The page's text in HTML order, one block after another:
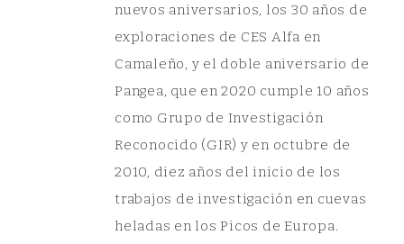
nuevos aniversarios, los 30 años de
exploraciones de CES Alfa en
Camaleño, y el doble aniversario de
Pangea, que en 2020 cumple 10 años
como Grupo de Investigación
Reconocido (GIR) y en octubre de
2010, diez años del inicio de los
trabajos de investigación en cuevas
heladas en los Picos de Europa.